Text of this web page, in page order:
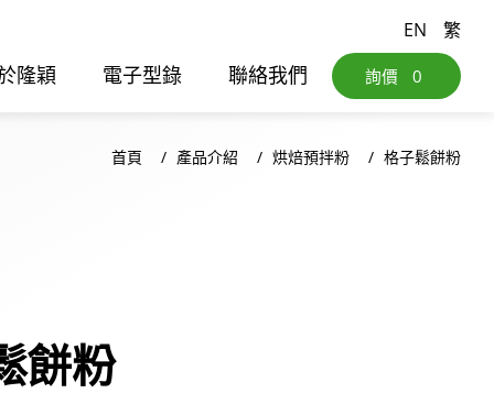
繁
EN
隆穎 電子型錄 聯絡我們 詢價 0
首頁 產品介紹 烘焙預拌粉 格子鬆餅粉
餅粉